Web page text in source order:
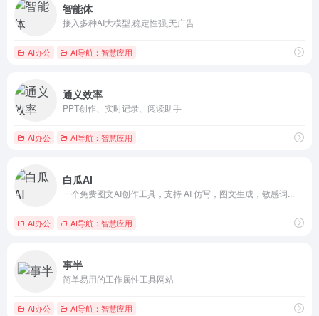
智能体
接入多种AI大模型,稳定性强,无广告
AI办公 AI导航：智慧应用
通义效率
PPT创作、实时记录、阅读助手
AI办公 AI导航：智慧应用
白瓜AI
一个免费图文AI创作工具，支持 AI 仿写，图文生成，敏感词...
AI办公 AI导航：智慧应用
事半
简单易用的工作属性工具网站
AI办公 AI导航：智慧应用